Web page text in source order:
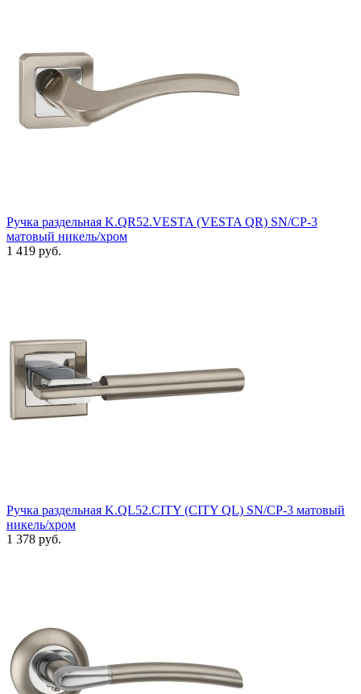
Ручка раздельная K.QR52.VESTA (VESTA QR) SN/CP-3
матовый никель/хром
1 419 руб.
Ручка раздельная K.QL52.CITY (CITY QL) SN/CP-3 матовый
никель/хром
1 378 руб.